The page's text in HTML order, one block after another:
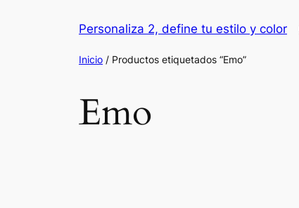
Personaliza 2, define tu estilo y color
Inicio / Productos etiquetados “Emo”
Emo